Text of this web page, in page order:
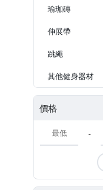
瑜珈磚
伸展帶
跳繩
其他健身器材
價格
-